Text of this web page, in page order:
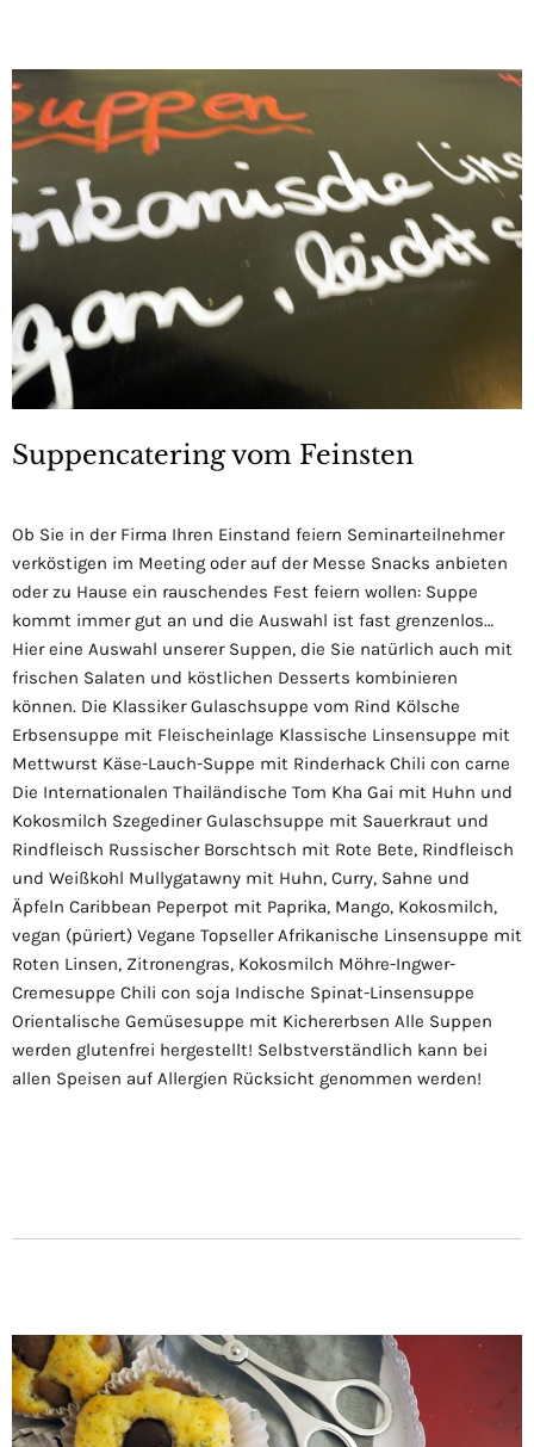
Suppencatering vom Feinsten
Ob Sie in der Firma Ihren Einstand feiern Seminarteilnehmer
verköstigen im Meeting oder auf der Messe Snacks anbieten
oder zu Hause ein rauschendes Fest feiern wollen: Suppe
kommt immer gut an und die Auswahl ist fast grenzenlos…
Hier eine Auswahl unserer Suppen, die Sie natürlich auch mit
frischen Salaten und köstlichen Desserts kombinieren
können. Die Klassiker Gulaschsuppe vom Rind Kölsche
Erbsensuppe mit Fleischeinlage Klassische Linsensuppe mit
Mettwurst Käse-Lauch-Suppe mit Rinderhack Chili con carne
Die Internationalen Thailändische Tom Kha Gai mit Huhn und
Kokosmilch Szegediner Gulaschsuppe mit Sauerkraut und
Rindfleisch Russischer Borschtsch mit Rote Bete, Rindfleisch
und Weißkohl Mullygatawny mit Huhn, Curry, Sahne und
Äpfeln Caribbean Peperpot mit Paprika, Mango, Kokosmilch,
vegan (püriert) Vegane Topseller Afrikanische Linsensuppe mit
Roten Linsen, Zitronengras, Kokosmilch Möhre-Ingwer-
Cremesuppe Chili con soja Indische Spinat-Linsensuppe
Orientalische Gemüsesuppe mit Kichererbsen Alle Suppen
werden glutenfrei hergestellt! Selbstverständlich kann bei
allen Speisen auf Allergien Rücksicht genommen werden!